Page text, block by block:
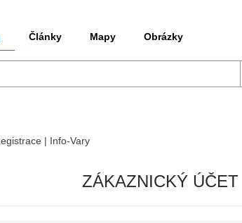
Články Mapy Obrázky
| Info-Vary
ZÁKAZNICKÝ ÚČET